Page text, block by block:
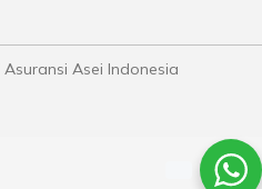
Asei Indonesia